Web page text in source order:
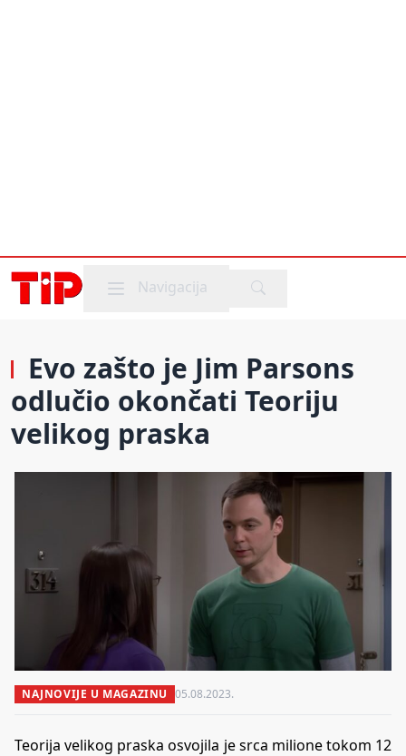
Mobile menu
Navigacija
Evo zašto je Jim Parsons
odlučio okončati Teoriju
velikog praska
NAJNOVIJE U MAGAZINU 05.08.2023.
Teorija velikog praska osvojila je srca milione tokom 12